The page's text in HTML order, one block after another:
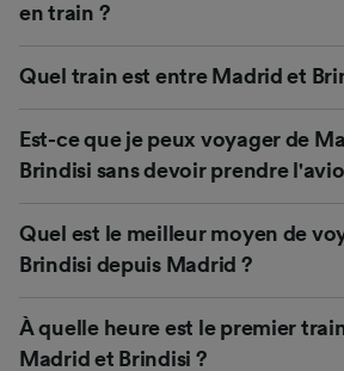
en train ?
Quel train est entre Madrid et
Est-ce que je peux voyager de
Brindisi sans devoir prendre
Quel est le meilleur moyen de
Brindisi depuis Madrid ?
À quelle heure est le premier
Madrid et Brindisi ?